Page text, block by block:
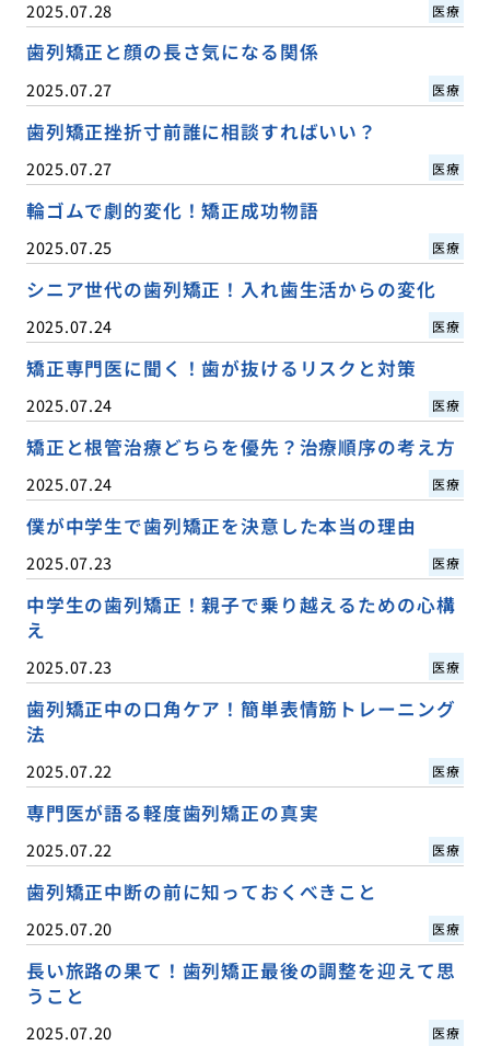
2025.07.28 医療
歯列矯正と顔の長さ気になる関係
2025.07.27 医療
歯列矯正挫折寸前誰に相談すればいい？
2025.07.27 医療
輪ゴムで劇的変化！矯正成功物語
2025.07.25 医療
シニア世代の歯列矯正！入れ歯生活からの変化
2025.07.24 医療
矯正専門医に聞く！歯が抜けるリスクと対策
2025.07.24 医療
矯正と根管治療どちらを優先？治療順序の考え方
2025.07.24 医療
僕が中学生で歯列矯正を決意した本当の理由
2025.07.23 医療
中学生の歯列矯正！親子で乗り越えるための心構
え
2025.07.23 医療
歯列矯正中の口角ケア！簡単表情筋トレーニング
法
2025.07.22 医療
専門医が語る軽度歯列矯正の真実
2025.07.22 医療
歯列矯正中断の前に知っておくべきこと
2025.07.20 医療
長い旅路の果て！歯列矯正最後の調整を迎えて思
うこと
2025.07.20 医療